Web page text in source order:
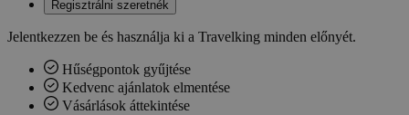
Regisztrálni szeretnék
Jelentkezzen be és használja ki a Travelking minden előnyét.
Hűségpontok gyűjtése
Kedvenc ajánlatok elmentése
Vásárlások áttekintése